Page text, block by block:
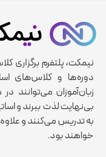
نیمکت، پلتفرم برگزاری
دوره‌ها و کلاس‌های
زبان‌آموزان می‌توانند
بی‌نهایت لذت ببرند و
به تدریس می‌کنند و
خواهند بود.